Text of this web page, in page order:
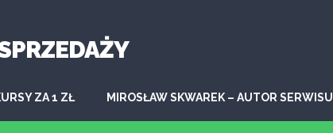
ZA 1 ZŁ MIROSŁAW SKWAREK – AUTOR SERWISU